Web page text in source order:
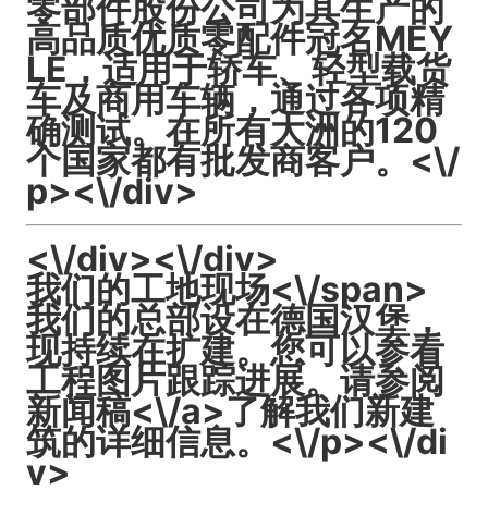
零部件股份公司为其生产的
高品质优质零配件冠名MEY
LE，适用于轿车、轻型载货
车及商用车辆，通过各项精
确测试。在所有大洲的120
个国家都有批发商客户。<\/
p><\/div>
<\/div><\/div>
我们的工地现场<\/span>
我们的总部设在德国汉堡，
现持续在扩建。您可以参看
工程图片跟踪进展。请参阅
新闻稿<\/a>了解我们新建
筑的详细信息。<\/p><\/di
v>